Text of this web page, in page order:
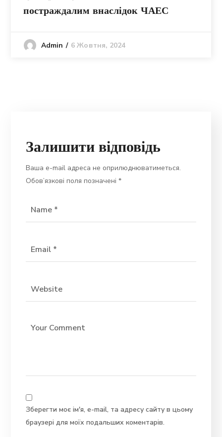
постраждалим внаслідок ЧАЕС
Admin 6 Жовтня, 2024
Залишити відповідь
Ваша e-mail адреса не оприлюднюватиметься.
Обов’язкові поля позначені*
Зберегти моє ім'я, e-mail, та адресу сайту в цьому
браузері для моїх подальших коментарів.